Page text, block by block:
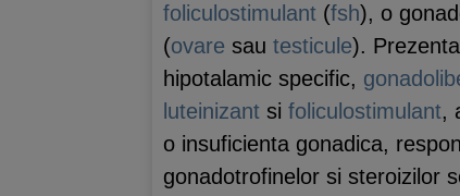
foliculostimulant (fsh), o
(ovare sau testicule).
hipotalamic specific,
luteinizant si foliculostimulant,
o insuficienta gonadica,
gonadotrofinelor si steroizilor